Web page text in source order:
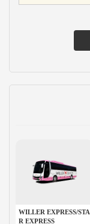
WILLER EXPRESS/STA
R EXPRESS